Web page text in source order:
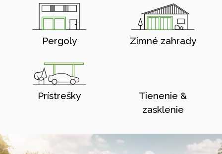
Pergoly Zimné zahrady
Prístrešky
Tienenie &
zasklenie